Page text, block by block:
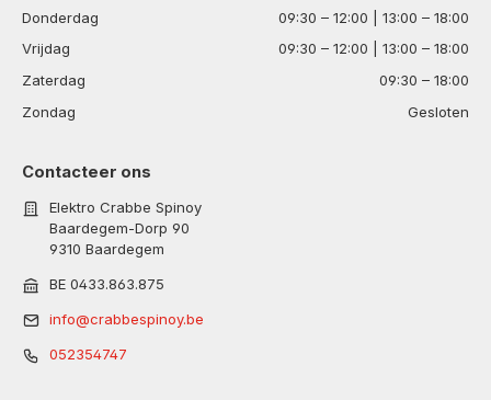
Donderdag
09:30 – 12:00 | 13:00 – 18:00
Vrijdag
09:30 – 12:00 | 13:00 – 18:00
Zaterdag
09:30 – 18:00
Zondag
Gesloten
Contacteer ons
Elektro Crabbe Spinoy
Baardegem-Dorp 90
9310 Baardegem
BE 0433.863.875
info@crabbespinoy.be
052354747